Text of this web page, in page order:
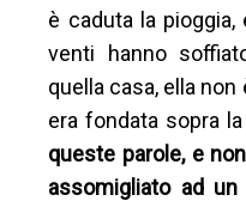
è caduta la
venti hanno
quella casa, ella
era fondata sopra
queste parole, e
assomigliato ad un